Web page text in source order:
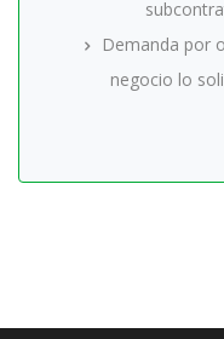
Demanda por
negocio lo